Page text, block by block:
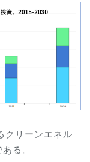
クリーンエネル
る。